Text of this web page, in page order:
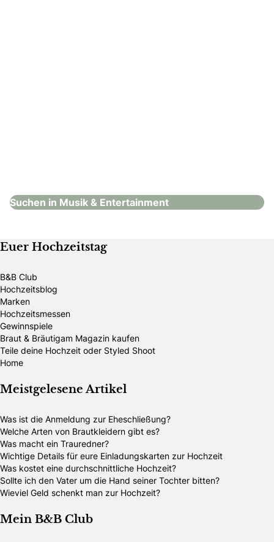
Suchen in Musik & Entertainment
Euer Hochzeitstag
B&B Club
Hochzeitsblog
Marken
Hochzeitsmessen
Gewinnspiele
Braut & Bräutigam Magazin kaufen
Teile deine Hochzeit oder Styled Shoot
Home
Meistgelesene Artikel
Was ist die Anmeldung zur Eheschließung?
Welche Arten von Brautkleidern gibt es?
Was macht ein Trauredner?
Wichtige Details für eure Einladungskarten zur Hochzeit
Was kostet eine durchschnittliche Hochzeit?
Sollte ich den Vater um die Hand seiner Tochter bitten?
Wieviel Geld schenkt man zur Hochzeit?
Mein B&B Club